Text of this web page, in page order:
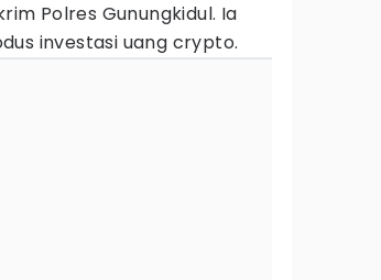
Polres Gunungkidul. Ia
investasi uang crypto.